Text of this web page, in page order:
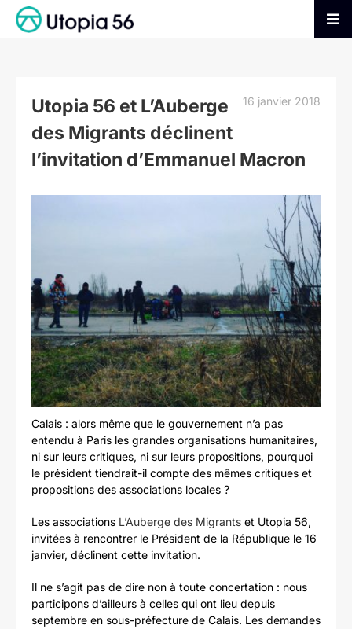
Passer
S’INFORMER
ADHÉRER
16 janvier 2018
Utopia 56 et L’Auberge
des Migrants déclinent
l’invitation d’Emmanuel Macron
Calais : alors même que le gouvernement n’a pas
entendu à Paris les grandes organisations humanitaires,
ni sur leurs critiques, ni sur leurs propositions, pourquoi
le président tiendrait-il compte des mêmes critiques et
propositions des associations locales ?
Les associations L’Auberge des Migrants et Utopia 56,
invitées à rencontrer le Président de la République le 16
janvier, déclinent cette invitation.
Il ne s’agit pas de dire non à toute concertation : nous
participons d’ailleurs à celles qui ont lieu depuis
septembre en sous-préfecture de Calais. Les demandes